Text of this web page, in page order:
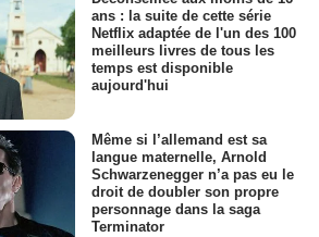
ans : la suite de cette série
Netflix adaptée de l'un des 100
meilleurs livres de tous les
temps est disponible
aujourd'hui
Même si l’allemand est sa
langue maternelle, Arnold
Schwarzenegger n’a pas eu le
droit de doubler son propre
personnage dans la saga
Terminator